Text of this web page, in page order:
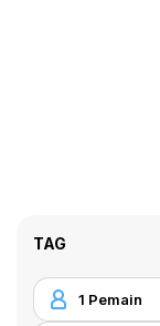
TAG
1 Pemain